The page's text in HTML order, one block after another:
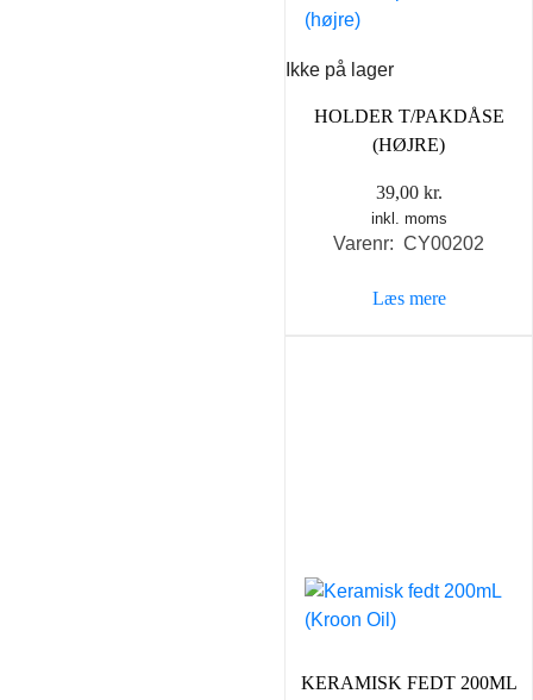
Ikke på lager
HOLDER T/PAKDÅSE
(HØJRE)
39,00 kr.
inkl. moms
Varenr: CY00202
Læs mere
KERAMISK FEDT 200ML